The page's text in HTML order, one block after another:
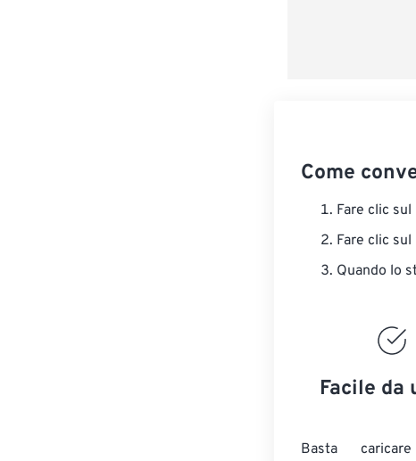
Come
Fare clic
Fare clic
Quando lo
Facile da
Basta